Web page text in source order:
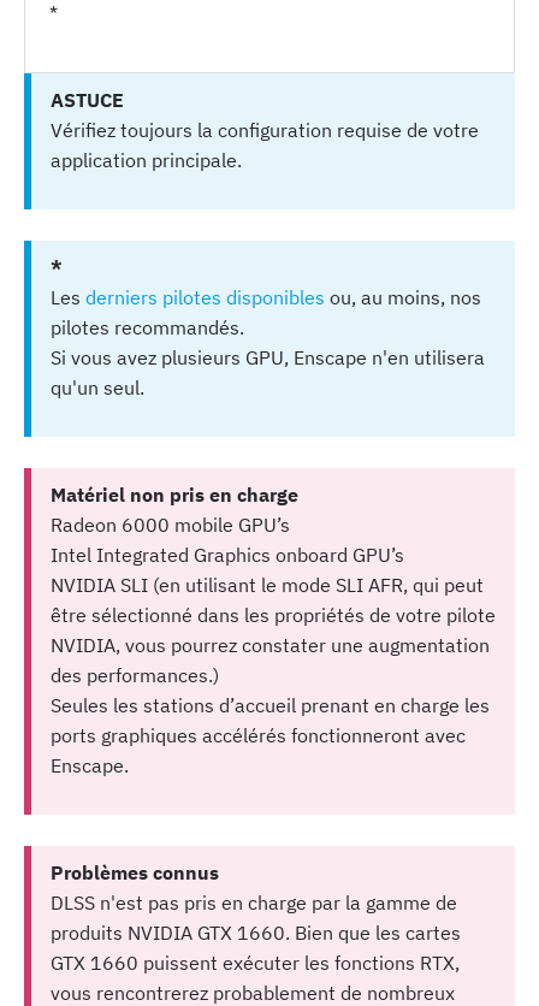
*
ASTUCE
Vérifiez toujours la configuration requise de votre
application principale.
*
Les derniers pilotes disponibles ou, au moins, nos
pilotes recommandés.
Si vous avez plusieurs GPU, Enscape n'en utilisera
qu'un seul.
Matériel non pris en charge
Radeon 6000 mobile GPU’s
Intel Integrated Graphics onboard GPU’s
NVIDIA SLI (en utilisant le mode SLI AFR, qui peut
être sélectionné dans les propriétés de votre pilote
NVIDIA, vous pourrez constater une augmentation
des performances.)
Seules les stations d’accueil prenant en charge les
ports graphiques accélérés fonctionneront avec
Enscape.
Problèmes connus
DLSS n'est pas pris en charge par la gamme de
produits NVIDIA GTX 1660. Bien que les cartes
GTX 1660 puissent exécuter les fonctions RTX,
vous rencontrerez probablement de nombreux